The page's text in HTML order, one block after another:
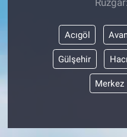
Acıgöl
Gülşehir
Merkez